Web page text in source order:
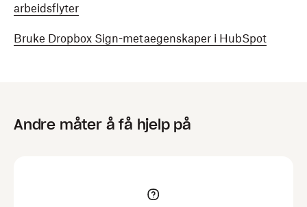
arbeidsflyter
Bruke Dropbox Sign-metaegenskaper i HubSpot
Andre måter å få hjelp på